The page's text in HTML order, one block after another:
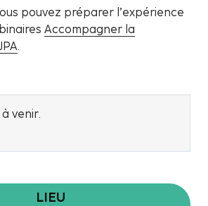
pouvez préparer l’expérience
Accompagner la
.
à venir.
LIEU